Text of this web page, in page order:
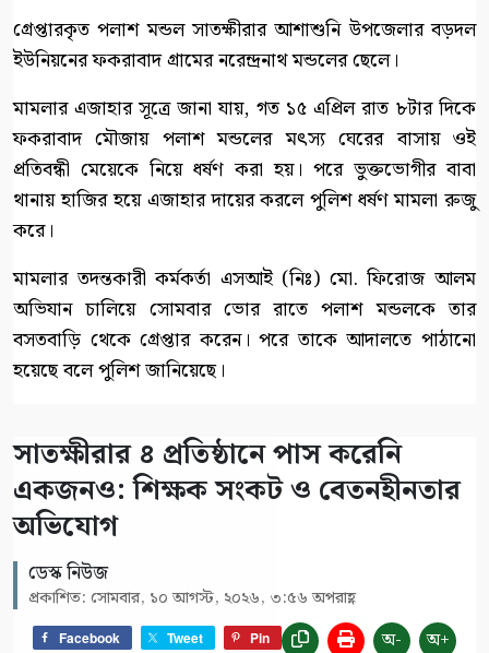
গ্রেপ্তারকৃত পলাশ মন্ডল সাতক্ষীরার আশাশুনি উপজেলার বড়দল
ইউনিয়নের ফকরাবাদ গ্রামের নরেন্দ্রনাথ মন্ডলের ছেলে।
মামলার এজাহার সূত্রে জানা যায়, গত ১৫ এপ্রিল রাত ৮টার দিকে
ফকরাবাদ মৌজায় পলাশ মন্ডলের মৎস্য ঘেরের বাসায় ওই
প্রতিবন্ধী মেয়েকে নিয়ে ধর্ষণ করা হয়। পরে ভুক্তভোগীর বাবা
থানায় হাজির হয়ে এজাহার দায়ের করলে পুলিশ ধর্ষণ মামলা রুজু
করে।
মামলার তদন্তকারী কর্মকর্তা এসআই (নিঃ) মো. ফিরোজ আলম
অভিযান চালিয়ে সোমবার ভোর রাতে পলাশ মন্ডলকে তার
বসতবাড়ি থেকে গ্রেপ্তার করেন। পরে তাকে আদালতে পাঠানো
হয়েছে বলে পুলিশ জানিয়েছে।
সাতক্ষীরার ৪ প্রতিষ্ঠানে পাস করেনি
একজনও: শিক্ষক সংকট ও বেতনহীনতার
অভিযোগ
ডেস্ক নিউজ
প্রকাশিত: সোমবার, ১০ আগস্ট, ২০২৬, ৩:৫৬ অপরাহ্ণ
Facebook Tweet Pin অ- অ+